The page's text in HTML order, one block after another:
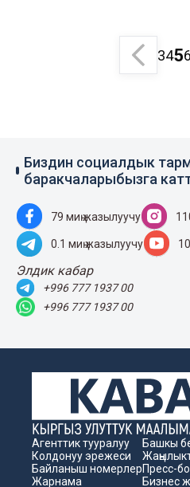
3456
Биздин социалдык
баракчаларыбызга
79 миң жазылуучу
0.1 миң жазылуучу
Элдик кабар
+996 777 1937 00
+996 777 1937 00
Агенттик тууралуу
Колдонуу эрежеси
Байланыш номерлер
Жарнама
Башкы
Пресс-
Бизнес